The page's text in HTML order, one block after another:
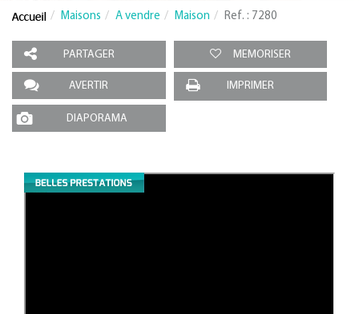
Maisons A vendre Maison Ref. : 7280
PARTAGER MEMORISER
AVERTIR IMPRIMER
DIAPORAMA